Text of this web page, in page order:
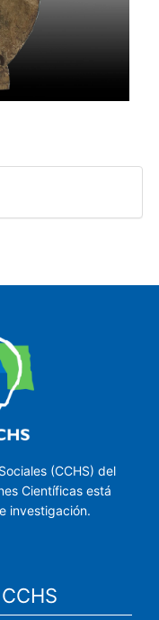
(CCHS) del
Científicas está
investigación.